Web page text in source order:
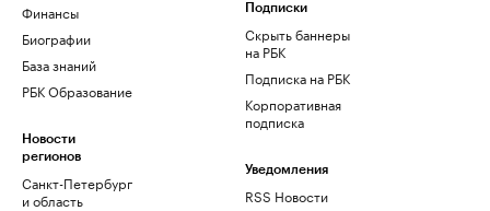
Финансы
Биографии
База знаний
РБК Образование
Новости
регионов
Санкт-Петербург
и область
Подписки
Скрыть баннеры
на РБК
Подписка на РБК
Корпоративная
подписка
Уведомления
RSS Новости